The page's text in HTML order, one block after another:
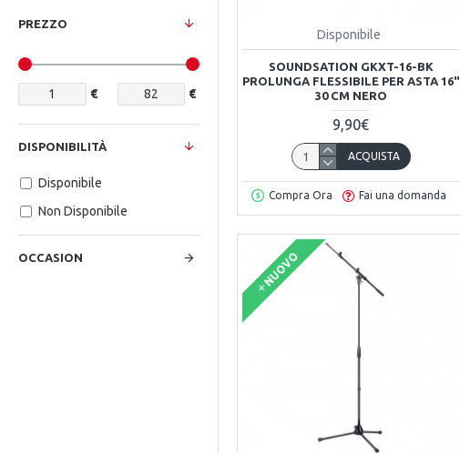
PREZZO
€ €
OCCASION
DISPONIBILITÀ
Disponibile
Non Disponibile
Disponibile
SOUNDSATION GKXT-16-BK
PROLUNGA FLESSIBILE PER ASTA 16"
30 CM NERO
9,90€
ACQUISTA
Compra Ora Fai una domanda
NUOVO